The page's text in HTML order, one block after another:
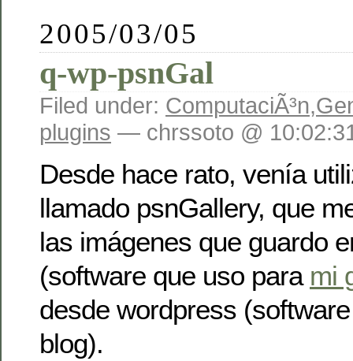
2005/03/05
q-wp-psnGal
Filed under: ComputaciÃ³n,
plugins — chrssoto @
Desde hace rato, venía
llamado psnGallery, que
las imágenes que guardo
(software que uso para mi
desde wordpress
blog).